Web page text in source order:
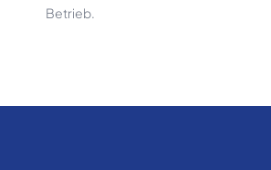
Betrieb.